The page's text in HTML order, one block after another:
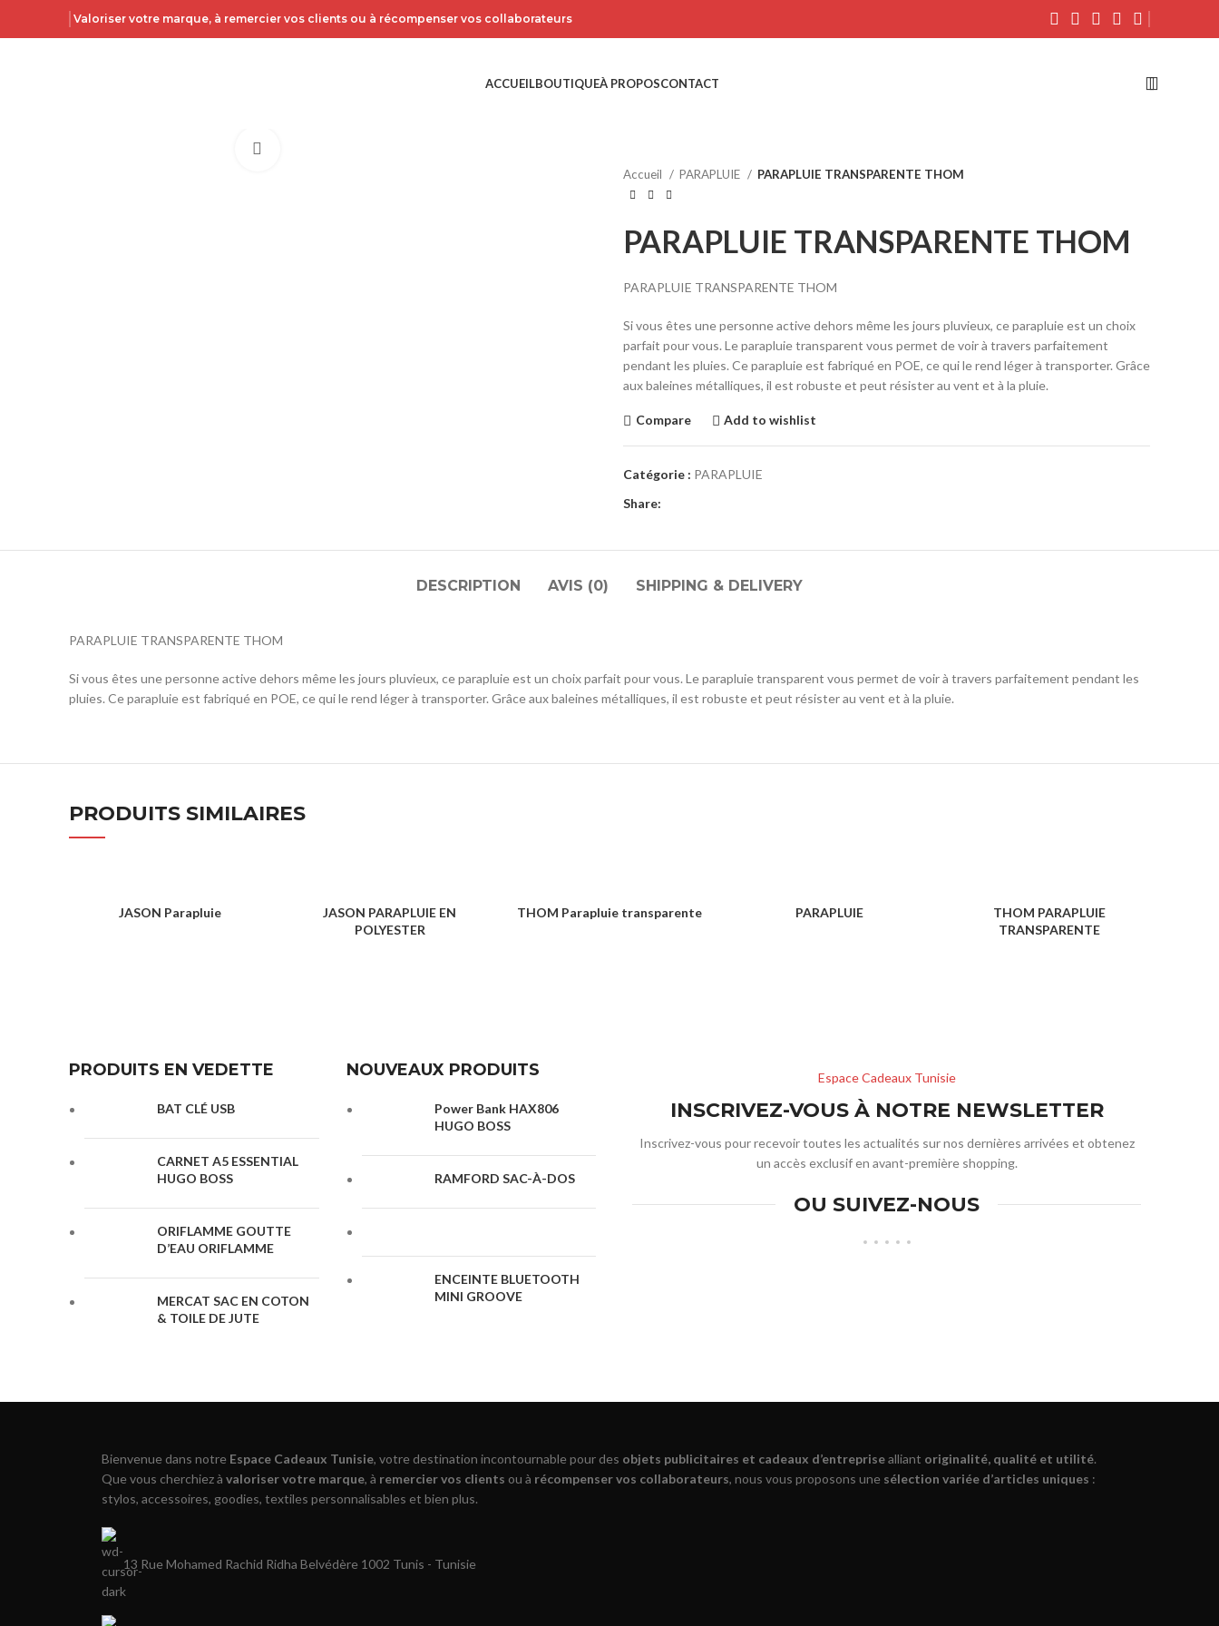
Valoriser votre marque, à remercier vos clients ou à récompenser vos collaborateurs
ACCUEILBOUTIQUEÀ PROPOSCONTACT
Accueil
PARAPLUIE PARAPLUIE TRANSPARENTE THOM
PARAPLUIE TRANSPARENTE THOM
PARAPLUIE TRANSPARENTE THOM
Si vous êtes une personne active dehors même les jours pluvieux, ce parapluie est un choix
parfait pour vous. Le parapluie transparent vous permet de voir à travers parfaitement
pendant les pluies. Ce parapluie est fabriqué en POE, ce qui le rend léger à transporter. Grâce
aux baleines métalliques, il est robuste et peut résister au vent et à la pluie.
Compare Add to wishlist
Catégorie : PARAPLUIE
Share:
DESCRIPTION AVIS (0) SHIPPING & DELIVERY
PARAPLUIE TRANSPARENTE THOM
Si vous êtes une personne active dehors même les jours pluvieux, ce parapluie est un choix parfait pour vous. Le parapluie transparent vous permet de voir à travers parfaitement pendant les
pluies. Ce parapluie est fabriqué en POE, ce qui le rend léger à transporter. Grâce aux baleines métalliques, il est robuste et peut résister au vent et à la pluie.
PRODUITS SIMILAIRES
JASON Parapluie
JASON PARAPLUIE EN
POLYESTER
THOM Parapluie transparente PARAPLUIE
THOM PARAPLUIE
TRANSPARENTE
PRODUITS EN VEDETTE
BAT CLÉ USB
CARNET A5 ESSENTIAL
HUGO BOSS
ORIFLAMME GOUTTE
D’EAU ORIFLAMME
MERCAT SAC EN COTON
& TOILE DE JUTE
NOUVEAUX PRODUITS
Power Bank HAX806
HUGO BOSS
RAMFORD SAC-À-DOS
ENCEINTE BLUETOOTH
MINI GROOVE
Espace Cadeaux Tunisie
INSCRIVEZ-VOUS À NOTRE NEWSLETTER
Inscrivez-vous pour recevoir toutes les actualités sur nos dernières arrivées et obtenez
un accès exclusif en avant-première shopping.
OU SUIVEZ-NOUS
Bienvenue dans notre Espace Cadeaux Tunisie, votre destination incontournable pour des objets publicitaires et cadeaux d’entreprisealliant originalité, qualité et utilité.
Que vous cherchiez à valoriser votre marque, à remercier vos clients ou à récompenser vos collaborateurs, nous vous proposons une sélection variée d’articles uniques :
stylos, accessoires, goodies, textiles personnalisables et bien plus.
13 Rue Mohamed Rachid Ridha Belvédère 1002 Tunis - Tunisie